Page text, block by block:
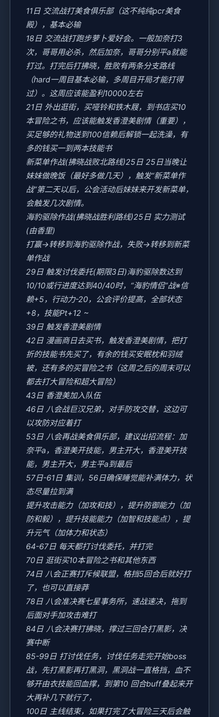
11日 交流战打美食俱乐部（这不纯纯pcr美食
殿），基本必输
18日 交流战打跑步萝卜爱好会。一般加奈打3
次，哥哥用必杀，然后加奈，哥哥分别平a就能
打过。打完后打拂晓，胜败有两条分支路线
（hard一周目基本必输，多周目开局才能打得
过）。这周应该能盈利10000左右
21日 外出逛街，买哑铃和铁木屐，到书店买10
本冒险之书，应该能触发香澄美剧情（重要），
买足够的礼物送到100信赖后解锁一起洗澡，有
多的钱买一到两本技能书
新菜单作战(拂晓战败北路线)25日 25日当晚让
妹妹做晚饭（最好多做几天），触发“新菜单作
战”第二天以后，公会活动后妹妹来开发新菜单，
会触发几次剧情。
海豹驱除作战(拂晓战胜利路线)25日 实力测试
(由香里)
打赢→转移到海豹驱除作战，失败→转移到新菜
单作战
29日 触发讨伐委托(期限3日)海豹驱除数达到
10/10或行进度达到40/40时，“海豹情侣”战※信
赖+5，行动力-20，公会评价提高，全部状态
+8，技能Pt+12 ~
39日 触发香澄美剧情
42日 漫画商日去买书，触发香澄美剧情，把打
折的技能书先买了，有余的钱买安眠枕和羽绒
被，还有多的买冒险之书（这周之后的周末可以
都去打大冒险和超大冒险）
43日 香澄美加入队伍
46日 八会战巨汉兄弟，对手防攻交替，这边可
以攻防对应着打
53日 八会再战美食俱乐部，建议出招流程：加
奈平a，香澄美开技能，男主开大，香澄美开技
能，男主开大，男主平a到最后
57日-61日 集训，56日确保睡觉能补满体力，状
态尽量拉到满
提升攻击能力（加攻和技），提升防御能力（加
防和毅），提升技能能力（加智和技能点），提
升元气（加体力和状态）
64-67日 每天都打讨伐委托，并打完
70日 逛街买10本冒险之书和其他东西
74日 八会正赛打斥候联盟，格挡5回合后就好打
了，也可以直接莽
78日 八会准决赛七星事务所，速战速决，拖到
后面对手加攻击难打
84日 八会决赛打拂晓，撑过三回合打黑影，决
赛中断
85-99日 打讨伐任务，讨伐任务走完开始boss
战，先打黑影再打黑洞，黑洞战一直格挡，血不
够开由衣技能回血撑，到第10 回合buff叠起来开
大再补几下就行了，
100日 主线结束，如果打完了大冒险三天后会触